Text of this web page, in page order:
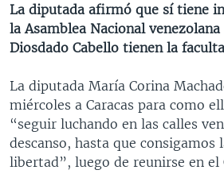
PANORAMA
ESTADOS UNIDOS AL DÍA
EL MUNDO AL DÍA [RADIO]
DEPORTIVO INTERNACIONAL
NOTA ECONÓMICA
ENTRETENIMIENTO
SÍGANOS
Idiomas
La diputada afirmó que sí tiene
la Asamblea Nacional
Diosdado Cabello tienen la
La diputada María Corina
miércoles a Caracas para como
“seguir luchando en las calles
descanso, hasta que consigamos
libertad”, luego de reunirse en el